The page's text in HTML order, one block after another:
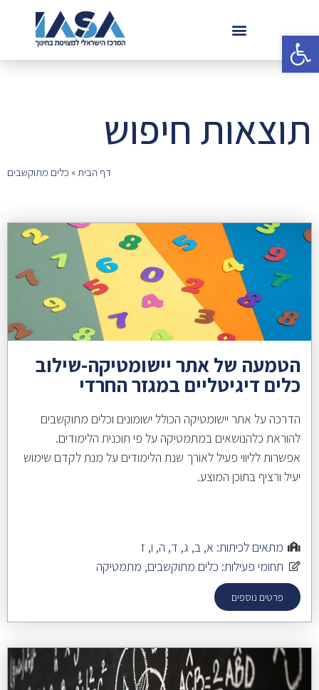
פתח סרגל נגישות
תוצאות חיפוש
דף הבית » כלים מתוקשבים
הטמעה של אתר יישומטיקה-שילוב
כלים דיגיטליים במגזר החרדי
הדרכה על אתר יישומטיקה הכולל ישומונים וכלים מתוקשבים
להוראת כלהנושאים במתמטיקה על פי תוכנית הלימודים.
אפשרות לליווי פעיל לאורך שנת הלימודים על מנת לקדם שימוש
יעיל ורציף בתוכן המוצע.
מתאים לכיתות: א, ב, ג, ד, ה, ו, ז
תחומי פעילות: כלים מתוקשבים, מתמטיקה
פרטים נוספים